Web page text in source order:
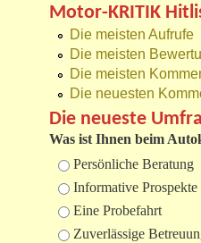
Motor-KRITIK
Die meisten Aufrufe
Die meisten
Die meisten
Die neuesten
Die neueste
Was ist Ihnen beim
Auswahlmöglichkeiten
Persönliche Beratung
Informative Prospekte
Eine Probefahrt
Zuverlässige